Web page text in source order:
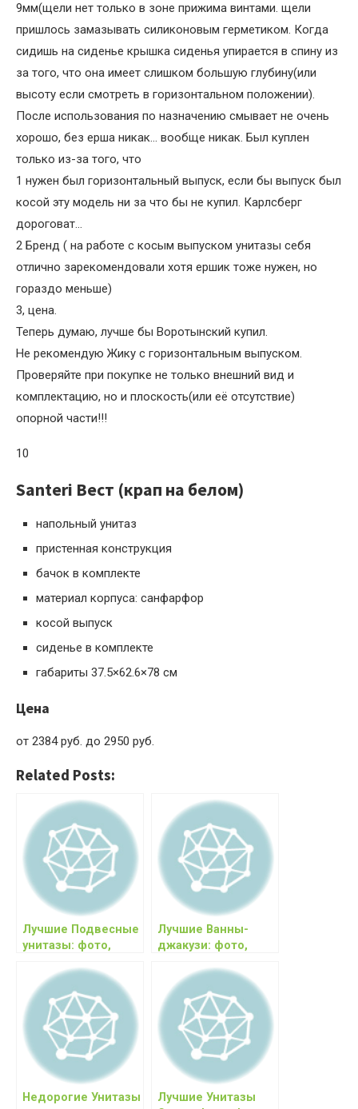
9мм(щели нет только в зоне прижима винтами. щели
пришлось замазывать силиконовым герметиком. Когда
сидишь на сиденье крышка сиденья упирается в спину из
за того, что она имеет слишком большую глубину(или
высоту если смотреть в горизонтальном положении).
После использования по назначению смывает не очень
хорошо, без ерша никак… вообще никак. Был куплен
только из-за того, что
1 нужен был горизонтальный выпуск, если бы выпуск был
косой эту модель ни за что бы не купил. Карлсберг
дороговат…
2 Бренд ( на работе с косым выпуском унитазы себя
отлично зарекомендовали хотя ершик тоже нужен, но
гораздо меньше)
3, цена.
Теперь думаю, лучше бы Воротынский купил.
Не рекомендую Жику с горизонтальным выпуском.
Проверяйте при покупке не только внешний вид и
комплектацию, но и плоскость(или её отсутствие)
опорной части!!!
10
Santeri Вест (крап на белом)
напольный унитаз
пристенная конструкция
бачок в комплекте
материал корпуса: санфарфор
косой выпуск
сиденье в комплекте
габариты 37.5×62.6×78 см
Цена
от 2384 руб. до 2950 руб.
Related Posts:
Лучшие Подвесные
унитазы: фото,
цены
Лучшие Ванны-
джакузи: фото,
цены, отзывы
Недорогие Унитазы
Лучшие Унитазы